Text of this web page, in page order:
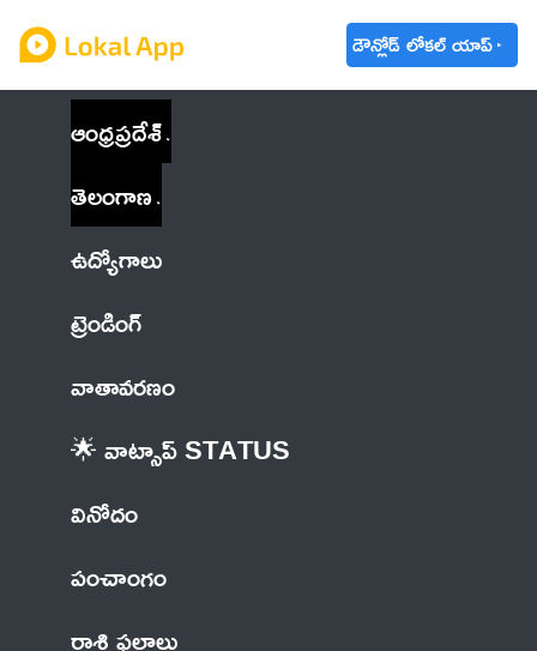
డౌన్లోడ్ లోకల్ యాప్
ఆంధ్రప్రదేశ్
తెలంగాణ
ఉద్యోగాలు
ట్రెండింగ్
వాతావరణం
🌟 వాట్సాప్ STATUS
వినోదం
పంచాంగం
రాశి ఫలాలు